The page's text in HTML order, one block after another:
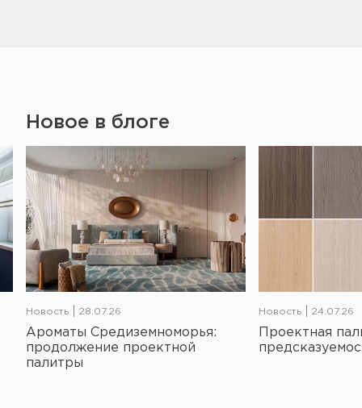
Новое в блоге
Новость 28.07.26
Ароматы Средиземноморья:
продолжение проектной
палитры
Новость 24.07.26
Проектная